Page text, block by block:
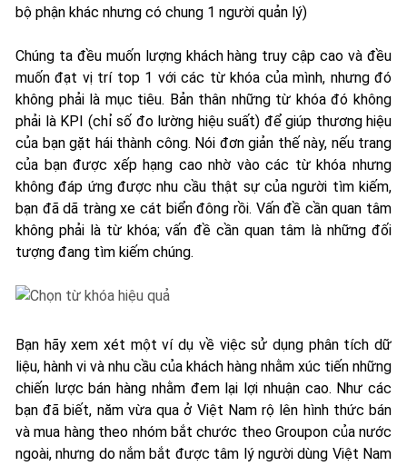
bộ phận khác nhưng có chung 1 người quản lý)
Chúng ta đều muốn lượng khách hàng truy cập cao và đều
muốn đạt vị trí top 1 với các từ khóa của mình, nhưng đó
không phải là mục tiêu. Bản thân những từ khóa đó không
phải là KPI (chỉ số đo lường hiệu suất) để giúp thương hiệu
của bạn gặt hái thành công. Nói đơn giản thế này, nếu trang
của bạn được xếp hạng cao nhờ vào các từ khóa nhưng
không đáp ứng được nhu cầu thật sự của người tìm kiếm,
bạn đã dã tràng xe cát biển đông rồi. Vấn đề cần quan tâm
không phải là từ khóa; vấn đề cần quan tâm là những đối
tượng đang tìm kiếm chúng.
Bạn hãy xem xét một ví dụ về việc sử dụng phân tích dữ
liệu, hành vi và nhu cầu của khách hàng nhằm xúc tiến những
chiến lược bán hàng nhằm đem lại lợi nhuận cao. Như các
bạn đã biết, năm vừa qua ở Việt Nam rộ lên hình thức bán
và mua hàng theo nhóm bắt chước theo Groupon của nước
ngoài, nhưng do nắm bắt được tâm lý người dùng Việt Nam